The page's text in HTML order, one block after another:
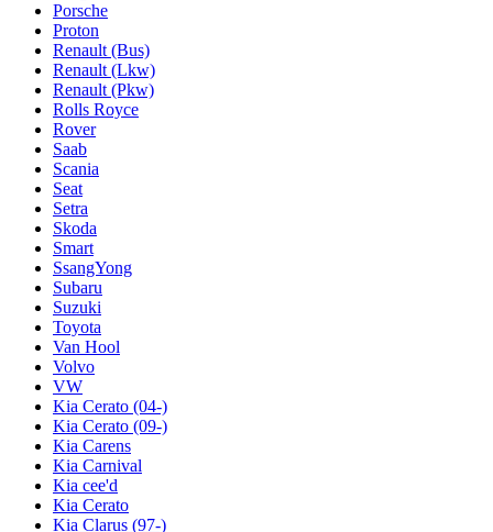
Porsche
Proton
Renault (Bus)
Renault (Lkw)
Renault (Pkw)
Rolls Royce
Rover
Saab
Scania
Seat
Setra
Skoda
Smart
SsangYong
Subaru
Suzuki
Toyota
Van Hool
Volvo
VW
Kia Cerato (04-)
Kia Cerato (09-)
Kia Carens
Kia Carnival
Kia cee'd
Kia Cerato
Kia Clarus (97-)